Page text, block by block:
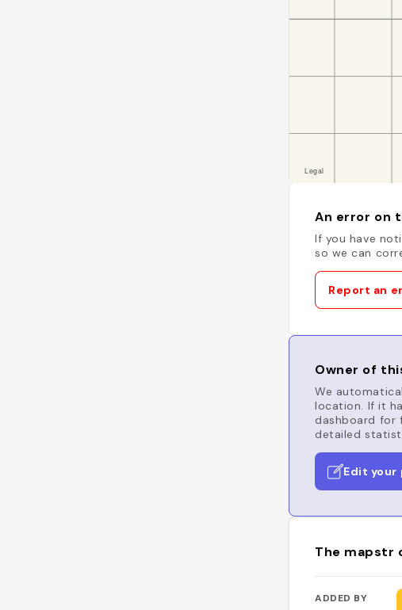
An error on
If you have
so we can
Report an
Owner of
We
location. If it
dashboard for
detailed
Edit your
The mapstr
ADDED BY